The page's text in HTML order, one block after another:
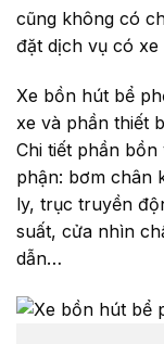
cũng không có
đặt dịch vụ có xe
Xe bồn hút bể
xe và phần thiết
Chi tiết phần
phận: bơm chân
ly, trục truyền
suất, cửa nhìn
dẫn…